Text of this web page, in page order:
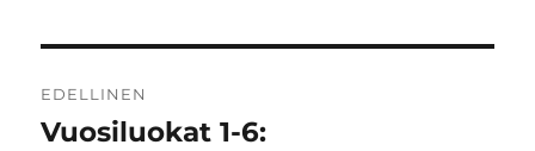
selaus
EDELLINEN
Edellinen
Vuosiluokat 1-6: